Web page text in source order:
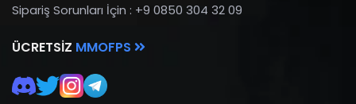
Sipariş Sorunları İçin : +9 0850 304 32 09
ÜCRETSIZ MMOFPS